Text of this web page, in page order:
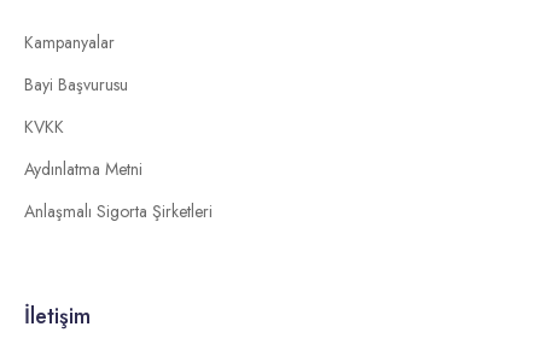
Kampanyalar
Bayi Başvurusu
KVKK
Aydınlatma Metni
Anlaşmalı Sigorta Şirketleri
İletişim